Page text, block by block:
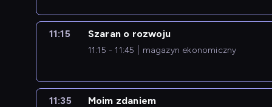
11:15 Szaran o rozwoju
11:15 - 11:45 magazyn ekonomiczny
11:35 Moim zdaniem